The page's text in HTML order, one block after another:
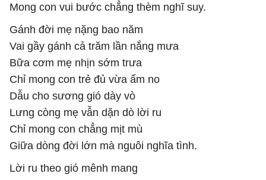
Mong con vui bước chẳng thèm nghĩ suy.
Gánh đời mẹ nặng bao năm
Vai gầy gánh cả trăm lần nắng mưa
Bữa cơm mẹ nhịn sớm trưa
Chỉ mong con trẻ đủ vừa ấm no
Dẫu cho sương gió dày vò
Lưng còng mẹ vẫn dặn dò lời ru
Chỉ mong con chẳng mịt mù
Giữa dòng đời lớn mà nguôi nghĩa tình.
Lời ru theo gió mênh mang